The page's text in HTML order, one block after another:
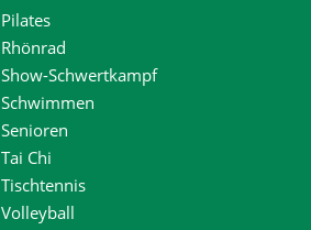
Pilates
Rhönrad
Show-Schwertkampf
Schwimmen
Senioren
Tai Chi
Tischtennis
Volleyball